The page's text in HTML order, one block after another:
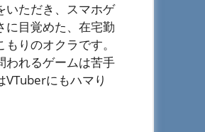
いただき、スマホゲ
に目覚めた、在宅勤
りのオクラです。
われるゲームは苦手
VTuberにもハマり